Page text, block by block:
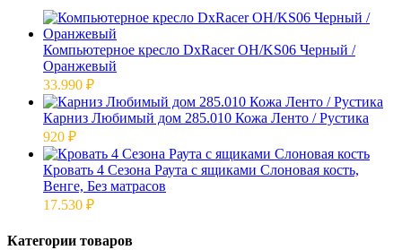
Компьютерное кресло DxRacer OH/KS06 Черный /
Оранжевый
33.990 ₽
Карниз Любимый дом 285.010 Кожа Ленто / Рустика
920 ₽
Кровать 4 Сезона Раута с ящиками Слоновая кость,
Венге, Без матрасов
17.530 ₽
Категории товаров